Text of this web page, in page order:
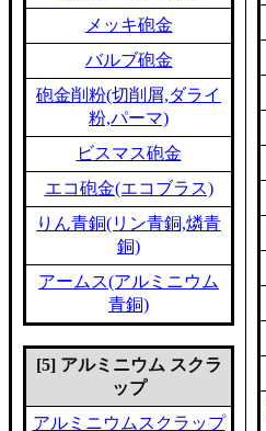
メッキ砲金
バルブ砲金
砲金削粉(切削屑,ダライ
粉,パーマ)
ビスマス砲金
エコ砲金(エコブラス)
りん青銅(リン青銅,燐青
銅)
アームス(アルミニウム
青銅)
[5] アルミニウム スクラ
ップ
アルミニウムスクラップ